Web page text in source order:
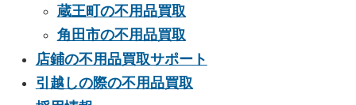
蔵王町の不用品買取
角田市の不用品買取
店鋪の不用品買取サポート
引越しの際の不用品買取